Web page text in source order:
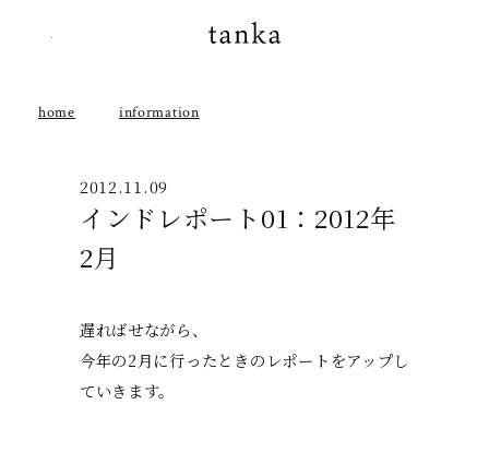
home information
2012.11.09
インドレポート01：2012年
2月
遅ればせながら、
今年の2月に行ったときのレポートをアップし
ていきます。